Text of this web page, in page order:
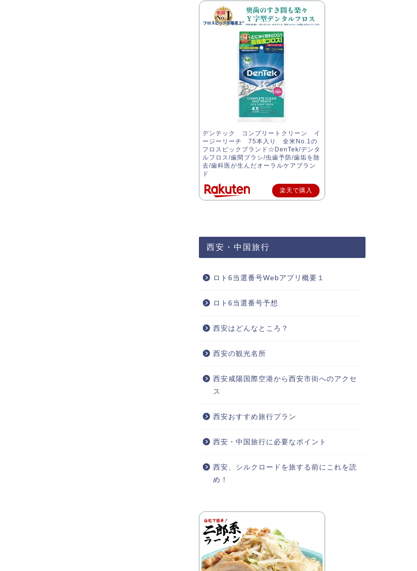
デンテック コンプリートクリーン イ
ージーリーチ 75本入り 全米No.1の
フロスピックブランド☆DenTek/デンタ
ルフロス/歯間ブラシ/虫歯予防/歯垢を除
去/歯科医が生んだオーラルケアブラン
ド
楽天で購入
西安・中国旅行
ロト6当選番号Webアプリ概要１
ロト6当選番号予想
西安はどんなところ？
西安の観光名所
西安咸陽国際空港から西安市街へのアクセ
ス
西安おすすめ旅行プラン
西安・中国旅行に必要なポイント
西安、シルクロードを旅する前にこれを読
め！